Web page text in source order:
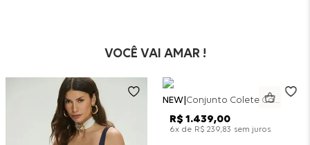
VOCÊ VAI AMAR !
NEW Conjunto Colete Calça Barril Bicolor Alfaiataria - Off White
R$ 1 .439,00
6x de R$ 239,83 sem juros